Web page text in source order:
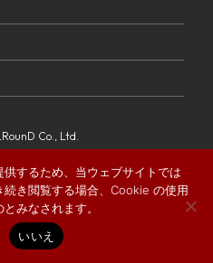
Co., Ltd.
するため、当ウェブサイトでは
き閲覧する場合、Cookie の使用
みなされます。
いいえ